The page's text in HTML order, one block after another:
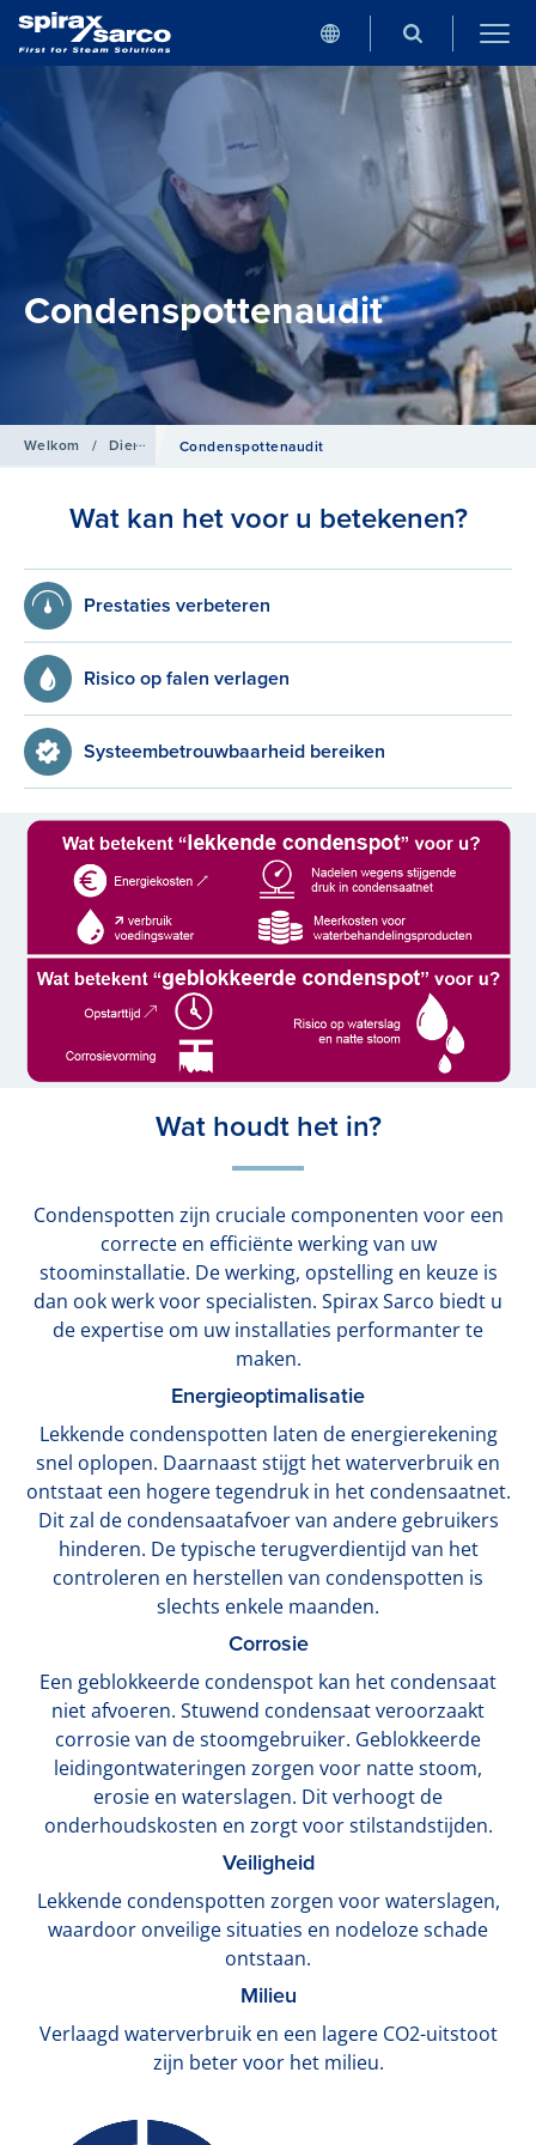
Condenspottenaudit
Welkom / Diensten Condenspottenaudit
Wat kan het voor u betekenen?
Prestaties verbeteren
Risico op falen verlagen
Systeembetrouwbaarheid bereiken
Wat houdt het in?
Condenspotten zijn cruciale componenten voor een
correcte en efficiënte werking van uw
stoominstallatie. De werking, opstelling en keuze is
dan ook werk voor specialisten. Spirax Sarco biedt u
de expertise om uw installaties performanter te
maken.
Energieoptimalisatie
Lekkende condenspotten laten de energierekening
snel oplopen. Daarnaast stijgt het waterverbruik en
ontstaat een hogere tegendruk in het condensaatnet.
Dit zal de condensaatafvoer van andere gebruikers
hinderen. De typische terugverdientijd van het
controleren en herstellen van condenspotten is
slechts enkele maanden.
Corrosie
Een geblokkeerde condenspot kan het condensaat
niet afvoeren. Stuwend condensaat veroorzaakt
corrosie van de stoomgebruiker. Geblokkeerde
leidingontwateringen zorgen voor natte stoom,
erosie en waterslagen. Dit verhoogt de
onderhoudskosten en zorgt voor stilstandstijden.
Veiligheid
Lekkende condenspotten zorgen voor waterslagen,
waardoor onveilige situaties en nodeloze schade
ontstaan.
Milieu
Verlaagd waterverbruik en een lagere CO2-uitstoot
zijn beter voor het milieu.